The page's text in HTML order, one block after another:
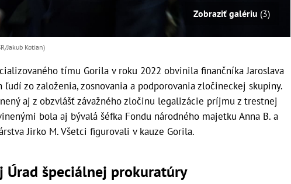
Zobraziť galériu (3)
Jakub Kotian)
tímu Gorila v roku 2022 obvinila finančníka Jaroslava
ľudí zo založenia, zosnovania a podporovania zločineckej skupiny.
aj z obzvlášť závažného zločinu legalizácie príjmu z trestnej
bola aj bývalá šéfka Fondu národného majetku Anna B. a
Jirko M. Všetci figurovali v kauze Gorila.
Úrad špeciálnej prokuratúry